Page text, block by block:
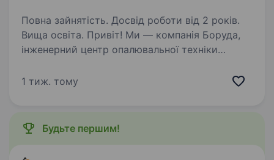
Повна зайнятість. Досвід роботи від 2 років.
Вища освіта. Привіт! Ми — компанія Боруда,
інженерний центр опалювальної техніки
проєктуванням і реалізацією складних
1 тиж. тому
Будьте першим!